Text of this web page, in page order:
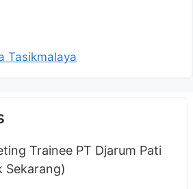
Tasikmalaya
Trainee PT Djarum Pati
Sekarang)